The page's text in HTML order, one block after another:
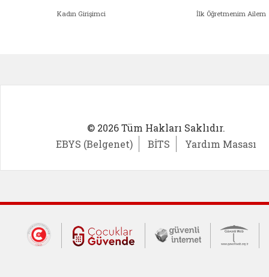
Kadın Girişimci İlk Öğretmenim Ailem
© 2026 Tüm Hakları Saklıdır.
EBYS (Belgenet)
BİTS Yardım Masası
Dış Bağlantılar
Cumhurbaşkanlığı İletişim Merkezi
Çocuklar Güvende (yeni
Güvenli